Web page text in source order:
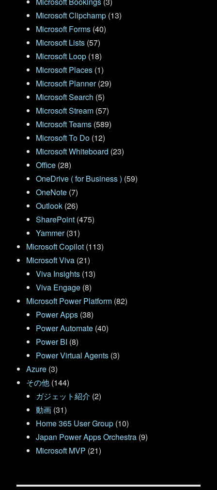
Microsoft Clipchamp (13)
Microsoft Forms (40)
Microsoft Lists (57)
Microsoft Loop (18)
Microsoft Places (1)
Microsoft Planner(29)
Microsoft Search (5)
Microsoft Stream (57)
Microsoft Teams (589)
Microsoft To Do (12)
Microsoft Whiteboard (23)
Office (28)
OneDrive ( for Business ) (59)
OneNote (7)
Outlook (26)
SharePoint (475)
Yammer(31)
Microsoft Copilot (113)
Microsoft Viva (21)
Viva Insights (13)
Viva Engage (8)
Microsoft Power Platform (82)
Power Apps (38)
Power Automate (40)
Power BI (8)
Power Virtual Agents (3)
Azure (3)
その他 (144)
ガジェット紹介 (2)
動画 (31)
Home 365 User Group (10)
Japan Power Apps Orchestra (9)
Microsoft MVP (21)